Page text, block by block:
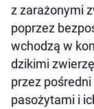
z zarażonymi
poprzez
wchodzą w
dzikimi
przez
pasożytami i